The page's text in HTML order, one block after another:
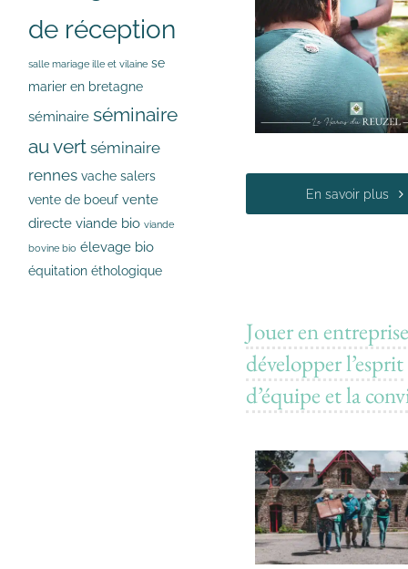
En savoir plus
Jouer en
développer l’esprit
d’équipe et la
de réception
salle mariage ille et vilaine se
marier en bretagne
séminaire séminaire
au vert séminaire
rennes vache salers
vente de boeuf vente
directe viande bio viande
bovine bio élevage bio
équitation éthologique